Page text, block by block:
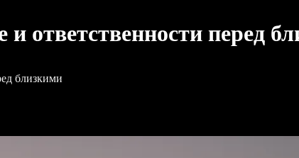
ответственности перед
близкими